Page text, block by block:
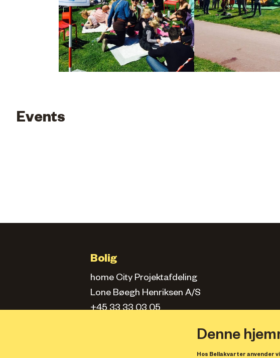
Denne
Hos Bellakvarter anvender
Events
Bolig
home City Projektafdeling
Lone Bøegh Henriksen A/S
+45 33 33 03 05